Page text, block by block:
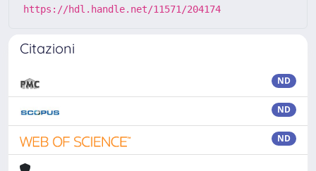
https://hdl.handle.net/11571/204174
Citazioni
ND
ND
ND